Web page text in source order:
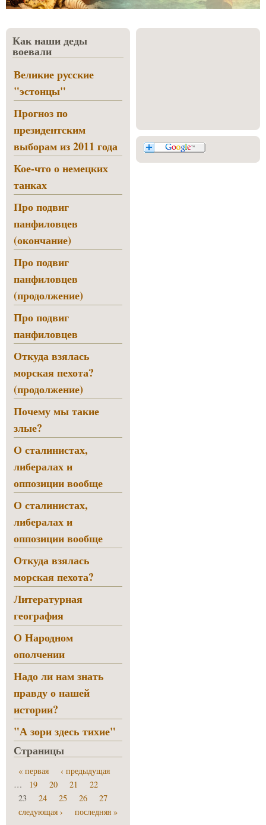
Как наши деды
воевали
Великие русские
"эстонцы"
Прогноз по
президентским
выборам из 2011 года
Кое-что о немецких
танках
Про подвиг
панфиловцев
(окончание)
Про подвиг
панфиловцев
(продолжение)
Про подвиг
панфиловцев
Откуда взялась
морская пехота?
(продолжение)
Почему мы такие
злые?
О сталинистах,
либералах и
оппозиции вообще
О сталинистах,
либералах и
оппозиции вообще
Откуда взялась
морская пехота?
Литературная
география
О Народном
ополчении
Надо ли нам знать
правду о нашей
истории?
"А зори здесь тихие"
Страницы
« первая
‹ предыдущая
…
19 20 21
22
23
24 25 26
27
следующая ›
последняя »